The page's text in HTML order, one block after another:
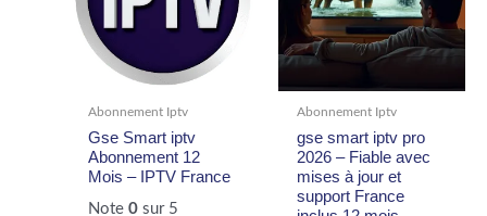
Abonnement Iptv
Gse Smart iptv
Abonnement 12
Mois – IPTV France
Note0 sur 5
Abonnement Iptv
gse smart iptv pro
2026 – Fiable avec
mises à jour et
support France